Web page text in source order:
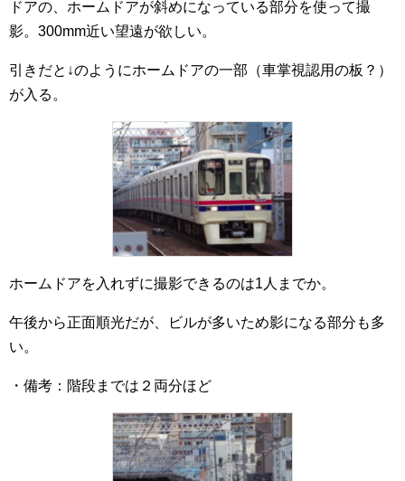
ドアの、ホームドアが斜めになっている部分を使って撮
影。300mm近い望遠が欲しい。
引きだと↓のようにホームドアの一部（車掌視認用の板？）
が入る。
ホームドアを入れずに撮影できるのは1人までか。
午後から正面順光だが、ビルが多いため影になる部分も多
い。
・備考：階段までは２両分ほど